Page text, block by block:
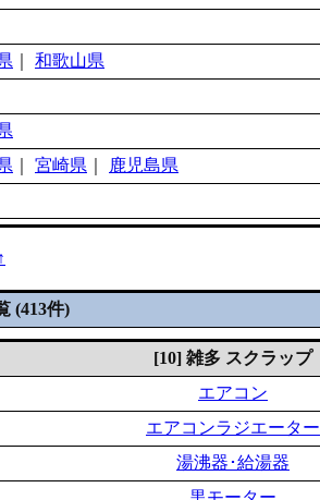
和歌山県
宮崎県
鹿児島県
(413件)
[10] 雑多 スクラップ
エアコン
エアコンラジエーター
湯沸器･給湯器